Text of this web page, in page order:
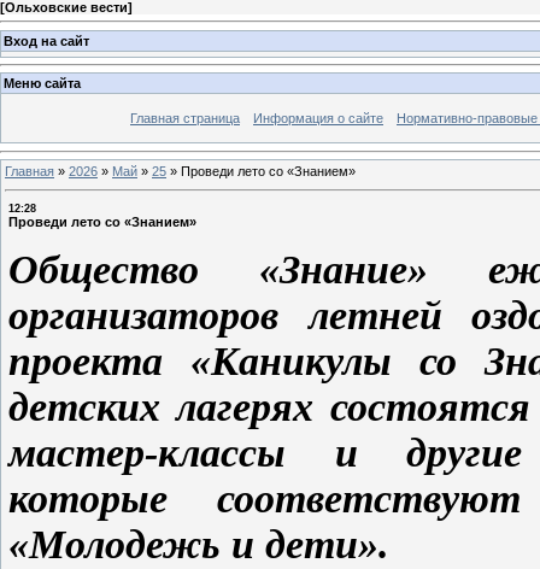
[Ольховские вести]
Вход на сайт
Меню сайта
Главная страница Информация о сайте Нормативно-правовые
Главная » 2026 » Май » 25 » Проведи лето со «Знанием»
12:28
Проведи лето со «Знанием»
Общество «Знание»
организаторов летней
проекта «Каникулы со
детских лагерях
мастер-классы и другие
которые
«Молодежь и дети».